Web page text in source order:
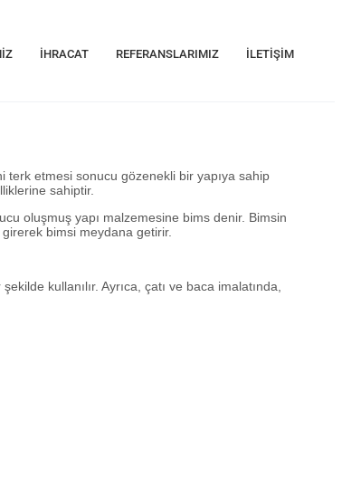
İHRACAT REFERANSLARIMIZ İLETIŞIM
terk etmesi sonucu gözenekli bir yapıya sahip
sahiptir.
oluşmuş yapı malzemesine bims denir. Bimsin
bimsi meydana getirir.
kullanılır. Ayrıca, çatı ve baca imalatında,